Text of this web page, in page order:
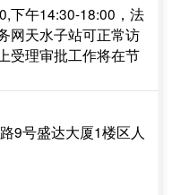
下午14:30-18:00，法
网天水子站可正常访
受理审批工作将在节
9号盛达大厦1楼区人